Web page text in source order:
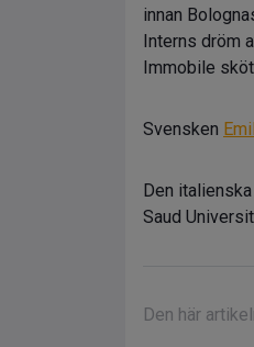
innan
Interns dröm
Immobile
Svensken
Den
Saud
Den här